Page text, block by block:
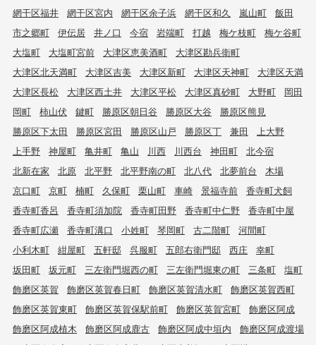
網干区福井
網干区宮内 網干区余子浜 網干区和久 嵐山町
飯田
市之郷町
伊伝居 井ノ口 今宿 岩端町 打越 梅ケ枝町
梅ケ谷町
大塩町
大塩町宮前 大津区恵美酒町
大津区勘兵衛町
大津区北天満町
大津区吉美 大津区新町 大津区天神町
大津区天満
大津区長松
大津区西土井 大津区平松 大津区真砂町 大野町
岡田
岡町
柿山伏 鍵町 勝原区朝日谷 勝原区大谷
勝原区熊見
勝原区下太田
勝原区宮田 勝原区山戸 勝原区丁 兼田
上大野
上手野
神屋町 亀井町 亀山 川西 川西台 神田町
北今宿
北新在家
北原 北平野 北平野南の町 北八代 北夢前台
木場
京口町
京町 楠町 久保町 栗山町 車崎 景福寺前
香寺町犬飼
香寺町香呂
香寺町須加院 香寺町田野 香寺町中仁野
香寺町中屋
香寺町広瀬
香寺町溝口 小姓町 琴岡町 古二階町
河間町
小利木町
紺屋町 五軒邸 呉服町 五郎右衛門邸 西庄
幸町
坂田町
坂元町 三左衛門堀西の町 三左衛門堀東の町 三条町
塩町
飾磨区英賀
飾磨区英賀春日町 飾磨区英賀清水町
飾磨区英賀西町
飾磨区英賀東町
飾磨区英賀保駅前町 飾磨区英賀宮町
飾磨区阿成
飾磨区阿成植木
飾磨区阿成鹿古 飾磨区阿成中垣内
飾磨区阿成渡場